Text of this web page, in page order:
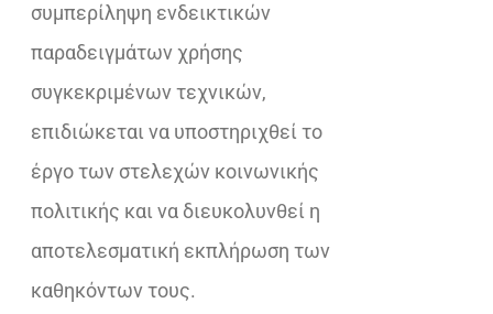
συμπερίληψη ενδεικτικών
παραδειγμάτων χρήσης
συγκεκριμένων τεχνικών,
επιδιώκεται να υποστηριχθεί το
έργο των στελεχών κοινωνικής
πολιτικής και να διευκολυνθεί η
αποτελεσματική εκπλήρωση των
καθηκόντων τους.